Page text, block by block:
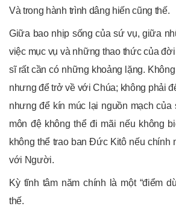
Và trong hành trình dâng hiến cũng thế.
Giữa bao nhịp sống của sứ vụ, giữa
việc mục vụ và những thao thức của
sĩ rất cần có những khoảng lặng.
nhưng để trở về với Chúa; không phải
nhưng để kín múc lại nguồn mạch
môn đệ không thể đi mãi nếu không
không thể trao ban Đức Kitô nếu chính
với Người.
Kỳ tĩnh tâm năm chính là một “điểm
thế.